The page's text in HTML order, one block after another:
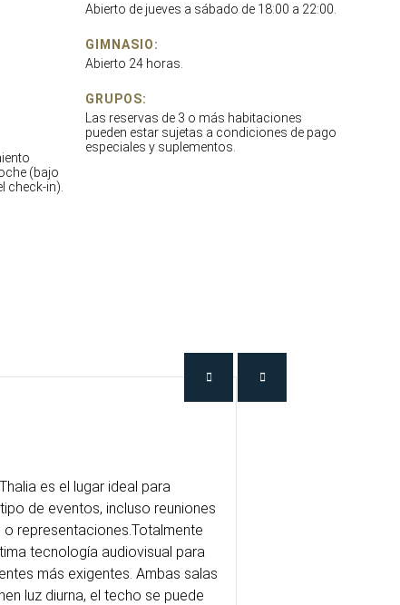
(bajo
check-in).
Abierto de jueves a sábado de 18:00 a 22:00.
GIMNASIO:
Abierto 24 horas.
GRUPOS:
Las reservas de 3 o más habitaciones
pueden estar sujetas a condiciones de pago
especiales y suplementos.
es el lugar ideal para
de eventos, incluso reuniones
representaciones.Totalmente
tecnología audiovisual para
más exigentes. Ambas salas
luz diurna, el techo se puede